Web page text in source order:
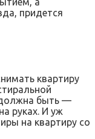
придется
квартиру
быть —
руках. И уж
на квартиру со